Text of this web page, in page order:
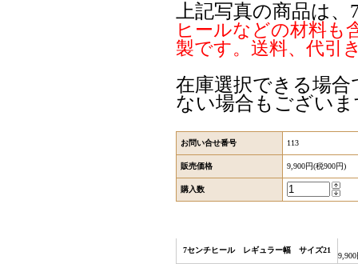
上記写真の商品は
ヒールなどの材料も
製です。送料、代引
在庫選択できる場
ない場合もござい
お問い合せ番号 113
販売価格 9,900円(税900円)
購入数
7センチヒール レギュラー幅 サイズ21